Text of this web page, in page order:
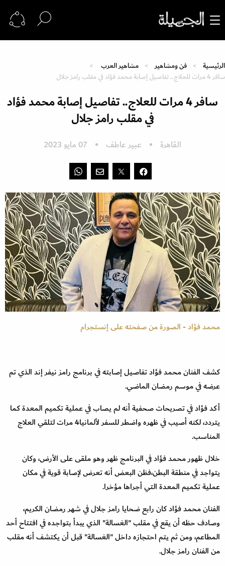
الرئيسية فن ومشاهير
مشاهير العرب
سافر 4 مرات للعلاج.. تفاصيل إصابة محمد فؤاد في مقلب رامز جلال
سافر 4 مرات للعلاج.. تفاصيل إصابة محمد فؤاد
في مقلب رامز جلال
القاهرة عبير عاطف 07 مايو 2023
محمد فؤاد - الصورة من صفحته على إنستجرام
كشف الفنان محمد فؤاد تفاصيل إصابته في برنامج رامز نيفر إند الذي تم
عرضه في موسم رمضان الماضي.
أكد فؤاد في تصريحات صحفية أنه لم يصاب في عملية تكميم المعدة كما
يتردد، لكنه أصيب في ظهره واضطر للسفر لألمانيا4 مرات لتلقي العلاج
المناسب.
خلال ظهور محمد فؤاد في البرنامج ظهر وهو ملقى على الأرض، وكان
يتواجد في منطقة البطن،فظن البعض أنه تعرض لإصابة قوية في مكان
عملية تكميم المعدة التي أجراها مؤخرا.
الفنان محمد فؤاد كان رابع ضحايا رامز جلال في شهر رمضان الكريم،
وصادف حظه أن يقع في مقلب "الغسالة" الذي يبدأ بتواجده في افتتاح أحد
المطاعم، ومن ثم يتم احتجازه داخل "الغسالة" قبل أن يكتشف أنه مقلب
من الفنان رامز جلال.